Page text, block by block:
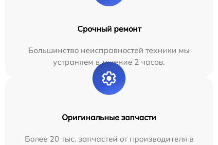
Срочный ремонт
Большинство неисправностей техники мы
устраняем в течение 2 часов.
Оригинальные запчасти
Более 20 тыс. запчастей от производителя в